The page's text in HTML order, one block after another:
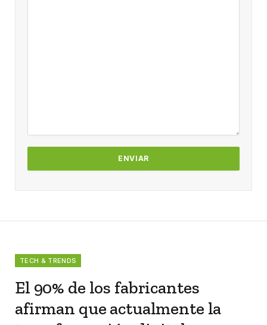
TECH & TRENDS
El 90% de los fabricantes
afirman que actualmente la